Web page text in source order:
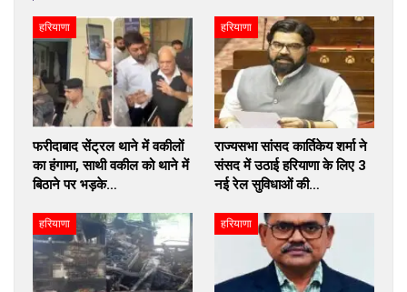
हरियाणा
फरीदाबाद सेंट्रल थाने में वकीलों
का हंगामा, साथी वकील को थाने में
बिठाने पर भड़के…
हरियाणा
राज्यसभा सांसद कार्तिकेय शर्मा ने
संसद में उठाई हरियाणा के लिए 3
नई रेल सुविधाओं की…
हरियाणा हरियाणा